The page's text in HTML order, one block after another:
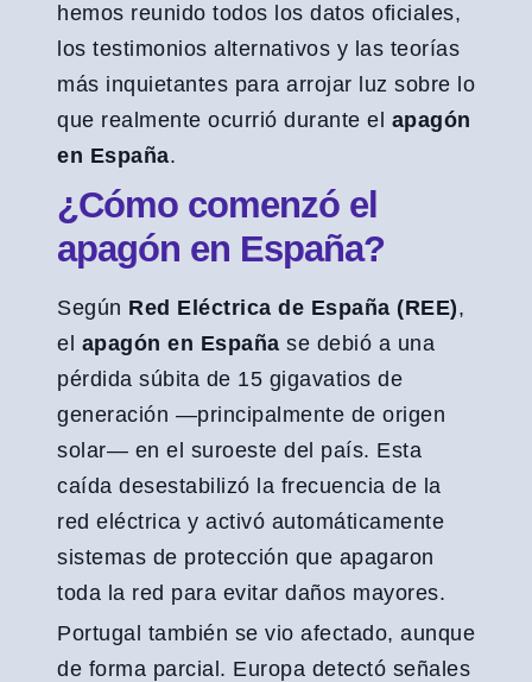
hemos reunido todos los datos oficiales,
los testimonios alternativos y las teorías
más inquietantes para arrojar luz sobre lo
que realmente ocurrió durante el apagón
en España.
¿Cómo comenzó el
apagón en España?
Según Red Eléctrica de España (REE),
el apagón en España se debió a una
pérdida súbita de 15 gigavatios de
generación —principalmente de origen
solar— en el suroeste del país. Esta
caída desestabilizó la frecuencia de la
red eléctrica y activó automáticamente
sistemas de protección que apagaron
toda la red para evitar daños mayores.
Portugal también se vio afectado, aunque
de forma parcial. Europa detectó señales